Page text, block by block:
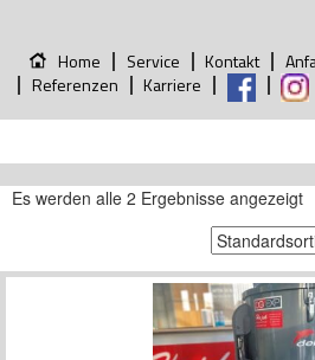
Home Service Kontakt
Referenzen
Karriere
Es werden alle 2 Ergebnisse angezeigt